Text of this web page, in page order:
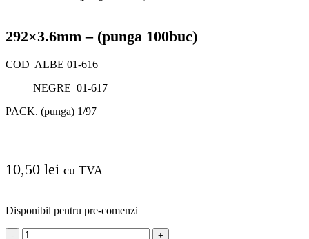
292×3.6mm – (punga 100buc)
COD ALBE 01-616
NEGRE 01-617
PACK. (punga) 1/97
10,50 lei cu TVA
Disponibil pentru pre-comenzi
Cantitate